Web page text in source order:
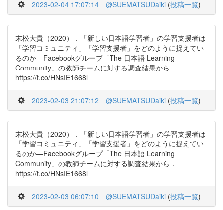
2023-02-04 17:07:14 @SUEMATSUDaiki (投稿一覧)
末松大貴（2020）．「新しい日本語学習者」の学習支援者は
「学習コミュニティ」「学習支援者」をどのように捉えてい
るのか―Facebookグループ「The 日本語 Learning
Community」の教師チームに対する調査結果から．
https://t.co/HNsIE1668l
2023-02-03 21:07:12 @SUEMATSUDaiki (投稿一覧)
末松大貴（2020）．「新しい日本語学習者」の学習支援者は
「学習コミュニティ」「学習支援者」をどのように捉えてい
るのか―Facebookグループ「The 日本語 Learning
Community」の教師チームに対する調査結果から．
https://t.co/HNsIE1668l
2023-02-03 06:07:10 @SUEMATSUDaiki (投稿一覧)